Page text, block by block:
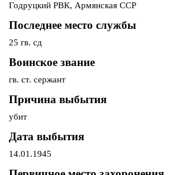
Годруцкий РВК, Армянская ССР
Последнее место службы
25 гв. сд
Воинское звание
гв. ст. сержант
Причина выбытия
убит
Дата выбытия
14.01.1945